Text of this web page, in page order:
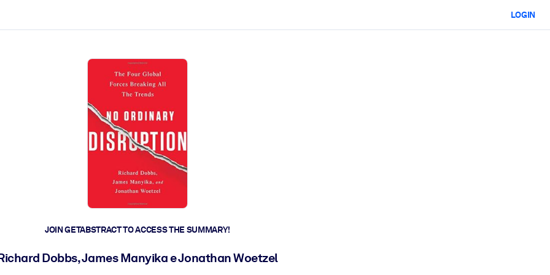
LOGIN
JOIN GETABSTRACT TO ACCESS THE SUMMARY!
Dobbs, James Manyika e Jonathan Woetzel